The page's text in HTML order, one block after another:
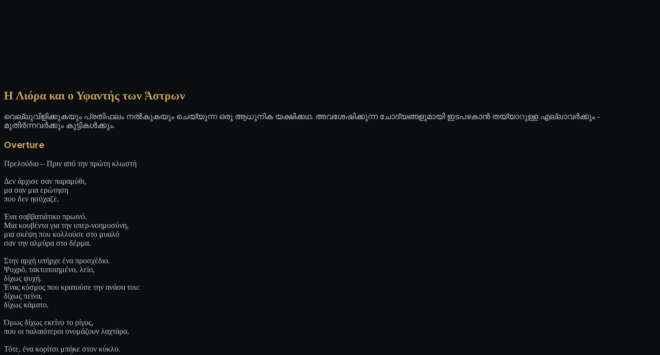
Η Λιόρα και ο Υφαντής των Άστρων
വെല്ലുവിളിക്കുകയും പ്രതിഫലം നൽകുകയും ചെയ്യുന്ന ഒരു ആധുനിക യക്ഷിക്കഥ. അവശേഷിക്കുന്ന ചോദ്യങ്ങളുമായി ഇടപഴകാൻ തയ്യാറുള്ള എല്ലാവർക്കും -
മുതിർന്നവർക്കും കുട്ടികൾക്കും.
Overture
Πρελούδιο – Πριν από την πρώτη κλωστή
Δεν άρχισε σαν παραμύθι,
μα σαν μια ερώτηση
που δεν ησύχαζε.
Ένα σαββατιάτικο πρωινό.
Μια κουβέντα για την υπερ-νοημοσύνη,
μια σκέψη που κολλούσε στο μυαλό
σαν την αλμύρα στο δέρμα.
Στην αρχή υπήρχε ένα προσχέδιο.
Ψυχρό, τακτοποιημένο, λείο,
δίχως ψυχή.
Ένας κόσμος που κρατούσε την ανάσα του:
δίχως πείνα,
δίχως κάματο.
Όμως δίχως εκείνο το ρίγος,
που οι παλαιότεροι ονομάζουν λαχτάρα.
Τότε, ένα κορίτσι μπήκε στον κύκλο.